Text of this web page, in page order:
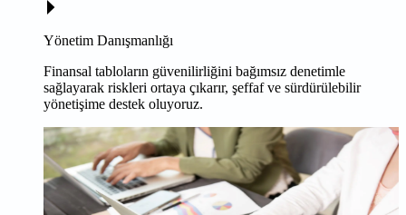
Yönetim Danışmanlığı
Finansal tabloların güvenilirliğini bağımsız denetimle
sağlayarak riskleri ortaya çıkarır, şeffaf ve sürdürülebilir
yönetişime destek oluyoruz.